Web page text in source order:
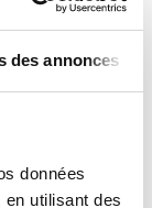
des annonces
données
utilisant des
cancer
cancer